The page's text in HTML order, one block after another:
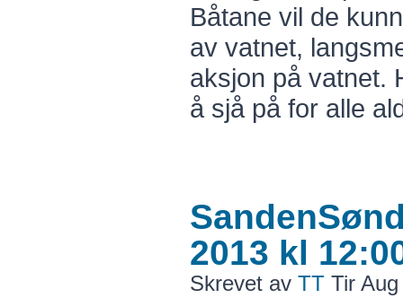
Båtane vil de
av vatnet,
aksjon på vatnet.
å sjå på for alle
2013 kl
Skrevet av TT Tir